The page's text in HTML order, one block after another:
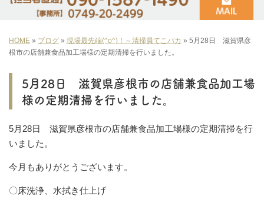
HOME » ブログ » 現場最先端(^o^)！～清掃員てこパカ » 5月28日 滋賀県彦
根市の店舗兼食品加工場様の定期清掃を行いました。
5月28日 滋賀県彦根市の店舗兼食品加工場
様の定期清掃を行いました。
5月28日 滋賀県彦根市の店舗兼食品加工場様の定期清掃を行
いました。
今月もありがとうございます。
〇床洗浄、水拭き仕上げ